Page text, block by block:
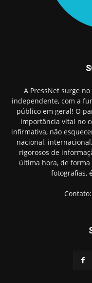
A PressNet surge
independente, com a
público em geral! O
importância vital no
infirmativa, não
nacional,
rigorosos de
última hora, de forma
fotografias,
Contato: